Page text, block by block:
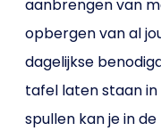
aanbrengen van
opbergen van al
dagelijkse
tafel laten staan
spullen kan je in